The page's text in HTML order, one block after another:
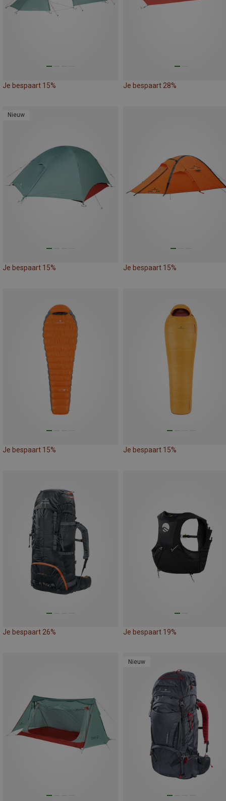
Je bespaart 15% Je bespaart 28%
Nieuw
Je bespaart 15% Je bespaart 15%
Je bespaart 15% Je bespaart 15%
Je bespaart 26% Je bespaart 19%
Nieuw